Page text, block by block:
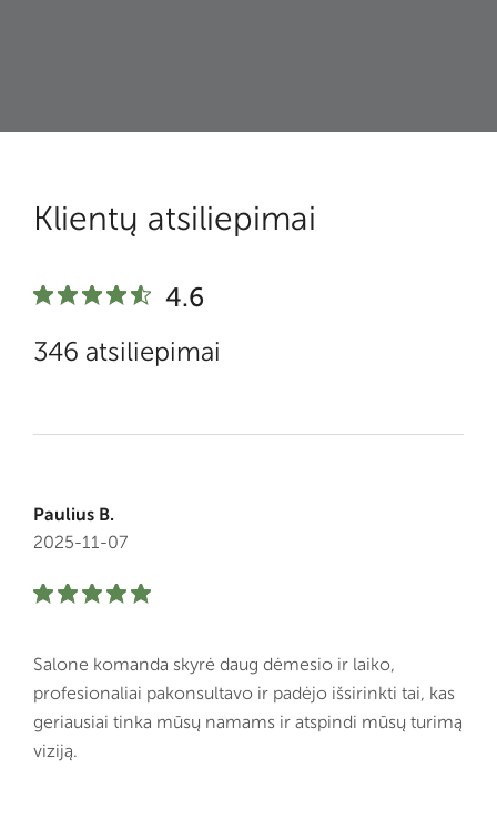
Klientų atsiliepimai
4.6
346 atsiliepimai
Paulius B.
2025-11-07
Salone komanda skyrė daug dėmesio ir laiko,
profesionaliai pakonsultavo ir padėjo išsirinkti tai, kas
geriausiai tinka mūsų namams ir atspindi mūsų turimą
viziją.